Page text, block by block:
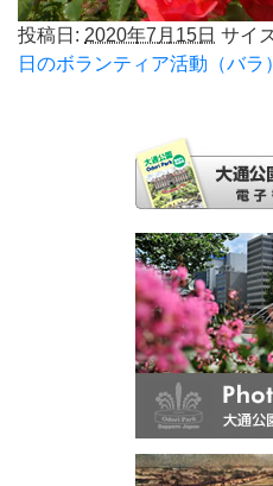
投稿日: 2020年7月15日 サイ
日のボランティア活動（バラ）